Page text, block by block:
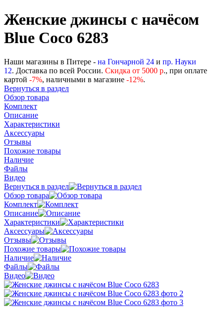
Женские джинсы с начёсом
Blue Coco 6283
Наши магазины в Питере - на Гончарной 24 и пр. Науки
12. Доставка по всей России. Скидка от 5000 р., при оплате
картой -7%, наличными в магазине -12%.
Вернуться в раздел
Обзор товара
Комплект
Описание
Характеристики
Аксессуары
Отзывы
Похожие товары
Наличие
Файлы
Видео
Вернуться в раздел
Обзор товара
Комплект
Описание
Характеристики
Аксессуары
Отзывы
Похожие товары
Наличие
Файлы
Видео